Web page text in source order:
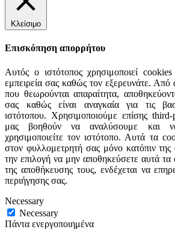
Κλείσιμο
Επισκόπηση απορρήτου
Αυτός ο ιστότοπος χρησιμοποιεί
εμπειρεία σας καθώς τον εξερευνάτε. Από
που θεωρούνται απαραίτητα,
σας καθώς είναι αναγκαία για τις
ιστότοπου. Χρησιμοποιούμε επίσης
μας βοηθούν να αναλύσουμε και
χρησιμοποιείτε τον ιστότοπο. Αυτά τα
στον φυλλομετρητή σας μόνο κατόπιν της
την επιλογή να μην αποθηκεύσετε αυτά
της αποθήκευσης τους, ενδέχεται να
περιήγησης σας.
Necessary
Necessary
Πάντα ενεργοποιημένα